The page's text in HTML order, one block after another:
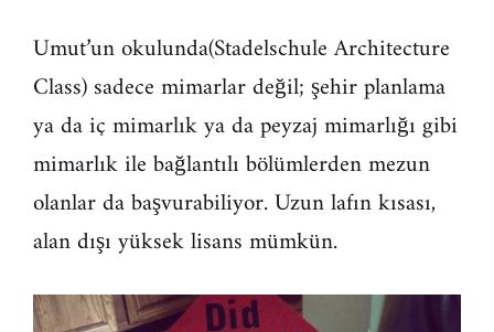
Umut’un okulunda(Stadelschule Architecture
Class) sadece mimarlar değil; şehir planlama
ya da iç mimarlık ya da peyzaj mimarlığı gibi
mimarlık ile bağlantılı bölümlerden mezun
olanlar da başvurabiliyor. Uzun lafın kısası,
alan dışı yüksek lisans mümkün.